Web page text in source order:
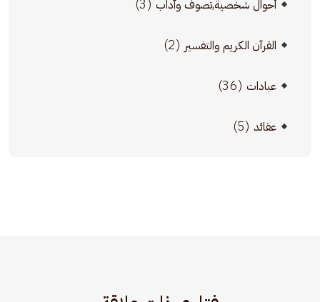
أحوال شخصية,تصوف وآداب (3)
القرآن الكريم والتفسير (2)
عبادات (36)
عقائد (5)